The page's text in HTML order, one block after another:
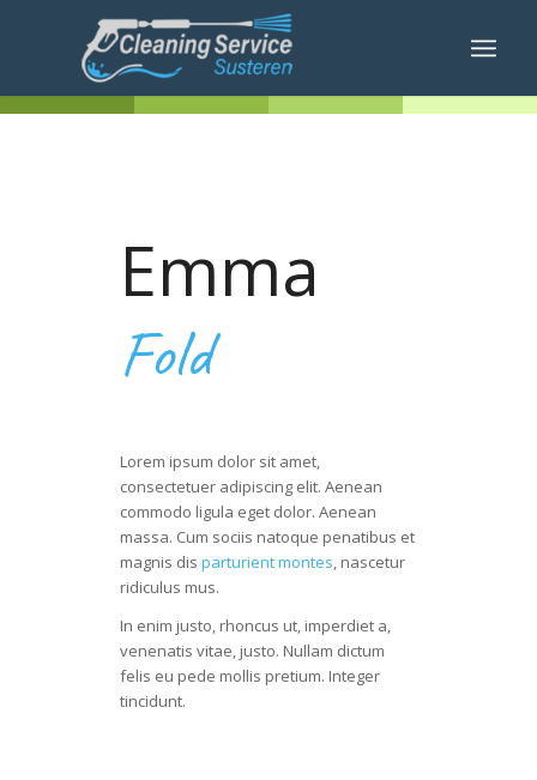
Emma
Fold
Lorem ipsum dolor sit amet,
consectetuer adipiscing elit. Aenean
commodo ligula eget dolor. Aenean
massa. Cum sociis natoque penatibus et
magnis dis parturient montes, nascetur
ridiculus mus.
In enim justo, rhoncus ut, imperdiet a,
venenatis vitae, justo. Nullam dictum
felis eu pede mollis pretium. Integer
tincidunt.